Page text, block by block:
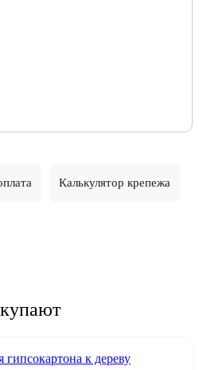
Калькулятор крепежа